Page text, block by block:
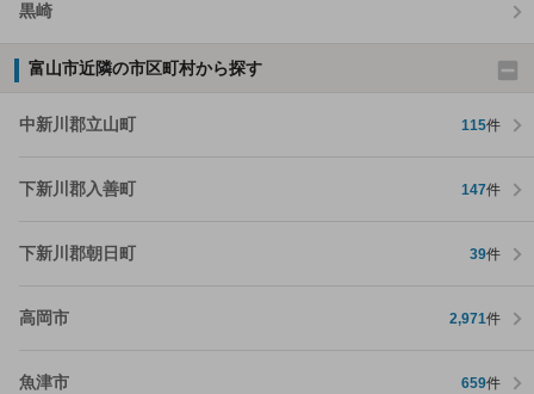
黒崎
富山市近隣の市区町村から探す
中新川郡立山町 115件
下新川郡入善町 147件
下新川郡朝日町 39件
高岡市 2,971件
魚津市 659件